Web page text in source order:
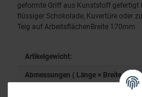
geformte Griff aus Kunststoff gefertigt
flüssiger Schokolade, Kuvertüre oder
Teig auf ArbeitsflächenBreite 170mm
Artikelgewicht:
Abmessungen ( Länge × Breite ×